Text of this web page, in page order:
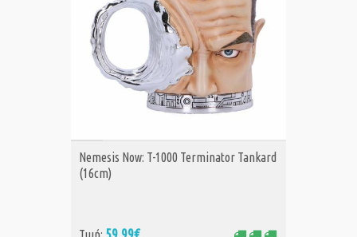
ΑΓΟΡΑ
Nemesis Now: T-1000 Terminator Tankard
(16cm)